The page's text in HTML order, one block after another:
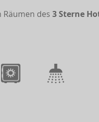
des 3 Sterne